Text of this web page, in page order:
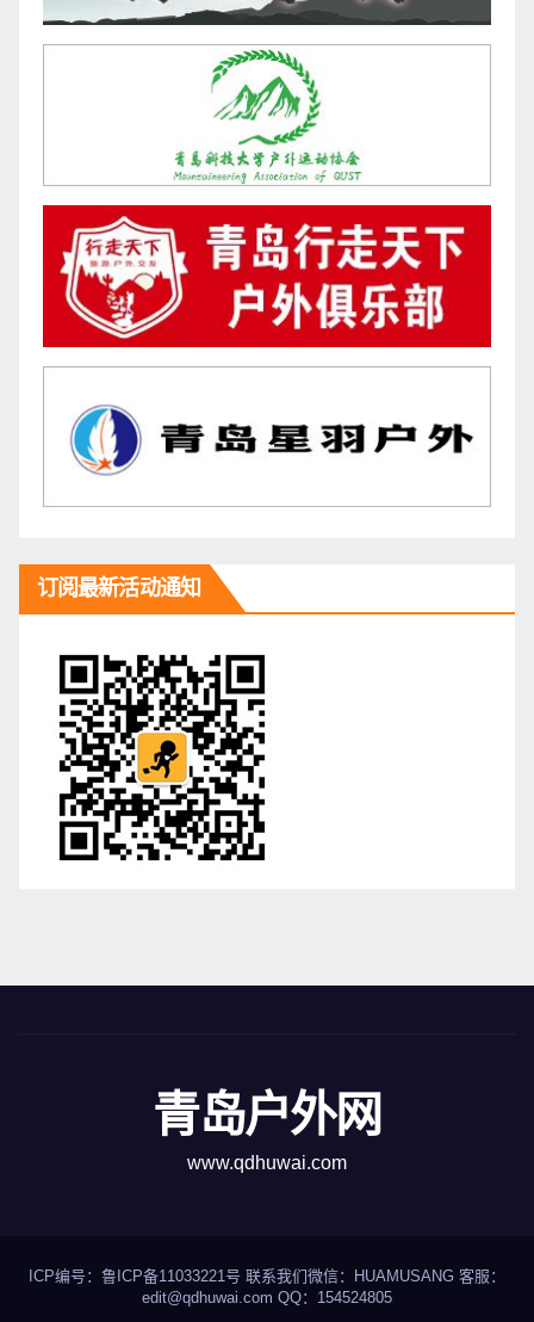
订阅最新活动通知
青岛户外网
www.qdhuwai.com
ICP编号： 鲁ICP备11033221号 联系我们微信：HUAMUSANG 客服：
edit@qdhuwai.com QQ： 154524805